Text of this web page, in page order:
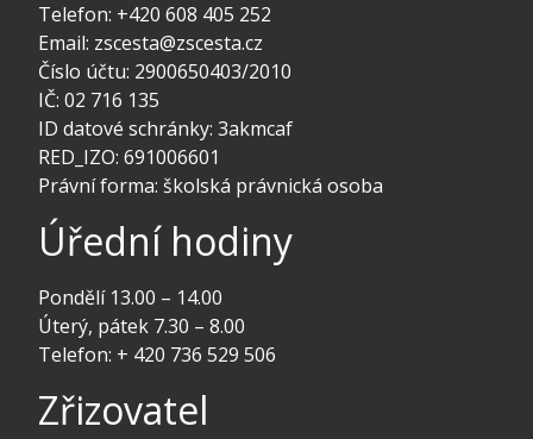
Telefon: +420 608 405 252
Email: zscesta@zscesta.cz
Číslo účtu: 2900650403/2010
IČ: 02 716 135
ID datové schránky: 3akmcaf
RED_IZO: 691006601
Právní forma: školská právnická osoba
Úřední hodiny
Pondělí 13.00 – 14.00
Úterý, pátek 7.30 – 8.00
Telefon: + 420 736 529 506
Zřizovatel